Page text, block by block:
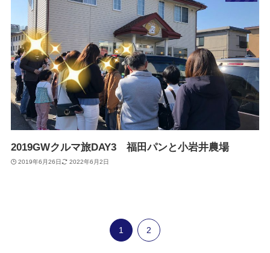
2019GWクルマ旅DAY3 福田パンと小岩井農場
2019年6月26日 2022年6月2日
1 2